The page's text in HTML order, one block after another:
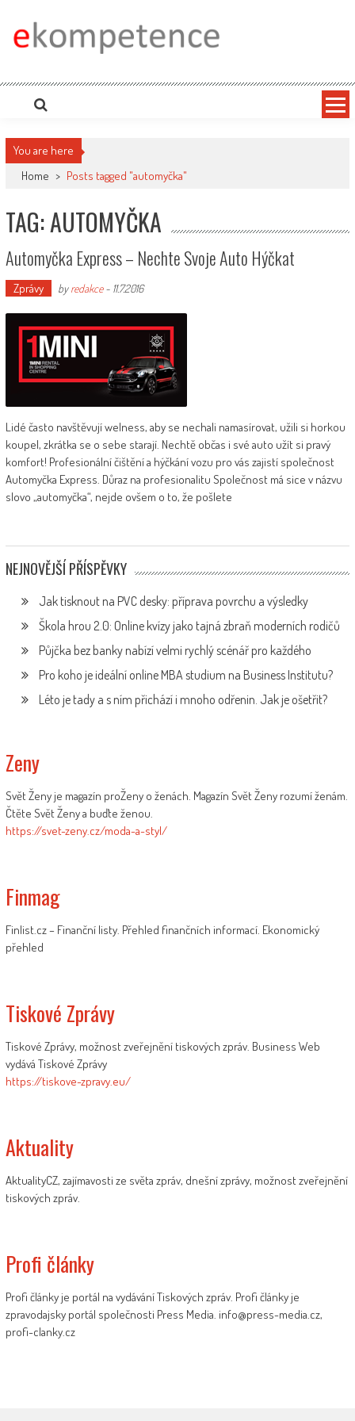
content
Ekompetence
portálech. Press Media. Kde vydat Tiskovou zprávu? Na portále eKompetence
You are here
Home > Posts tagged "automyčka"
TAG: AUTOMYČKA
Automyčka Express – Nechte Svoje Auto Hýčkat
Zprávy byredakce- 11.7.2016
Lidé často navštěvují welness, aby se nechali namasírovat, užili si horkou
koupel, zkrátka se o sebe starají. Nechtě občas i své auto užít si pravý
komfort! Profesionální čištění a hýčkání vozu pro vás zajistí společnost
Automyčka Express. Důraz na profesionalitu Společnost má sice v názvu
slovo „automyčka“, nejde ovšem o to, že pošlete
NEJNOVĚJŠÍ PŘÍSPĚVKY
Jak tisknout na PVC desky: příprava povrchu a výsledky
Škola hrou 2.0: Online kvízy jako tajná zbraň moderních rodičů
Půjčka bez banky nabízí velmi rychlý scénář pro každého
Pro koho je ideální online MBA studium na Business Institutu?
Léto je tady a s ním přichází i mnoho odřenin. Jak je ošetřit?
Zeny
Svět Ženy je magazín proŽeny o ženách. Magazín Svět Ženy rozumí ženám.
Čtěte Svět Ženy a buďte ženou.
https://svet-zeny.cz/moda-a-styl/
Finmag
Finlist.cz – Finanční listy. Přehled finančních informací. Ekonomický
přehled
Tiskové Zprávy
Tiskové Zprávy, možnost zveřejnění tiskových zpráv. Business Web
vydává Tiskové Zprávy
https://tiskove-zpravy.eu/
Aktuality
AktualityCZ, zajímavosti ze světa zpráv, dnešní zprávy, možnost zveřejnění
tiskových zpráv.
Profi články
Profi články je portál na vydávání Tiskových zpráv. Profi články je
zpravodajsky portál společnosti Press Media. info@press-media.cz,
profi-clanky.cz